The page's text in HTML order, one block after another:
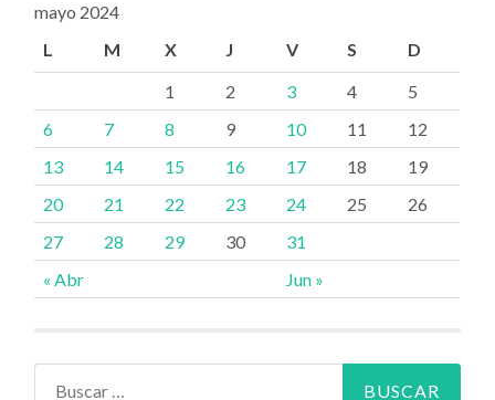
mayo 2024
L
M X J V S D
« Abr Jun »
1 2 3 4
5
6
7 8 9 10 11
12
13
14 15 16 17 18
19
20
21 22 23 24 25
26
27
28 29 30 31